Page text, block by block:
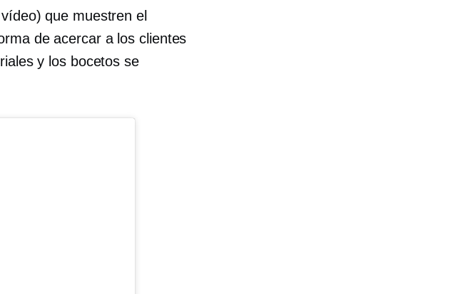
que muestren el
de acercar a los clientes
y los bocetos se